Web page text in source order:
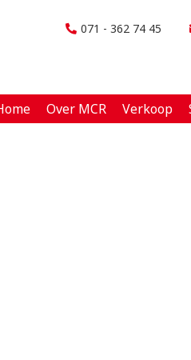
071 - 362 74 45
Over MCR Verkoop